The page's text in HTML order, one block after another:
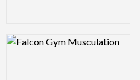
Logo Preview Image